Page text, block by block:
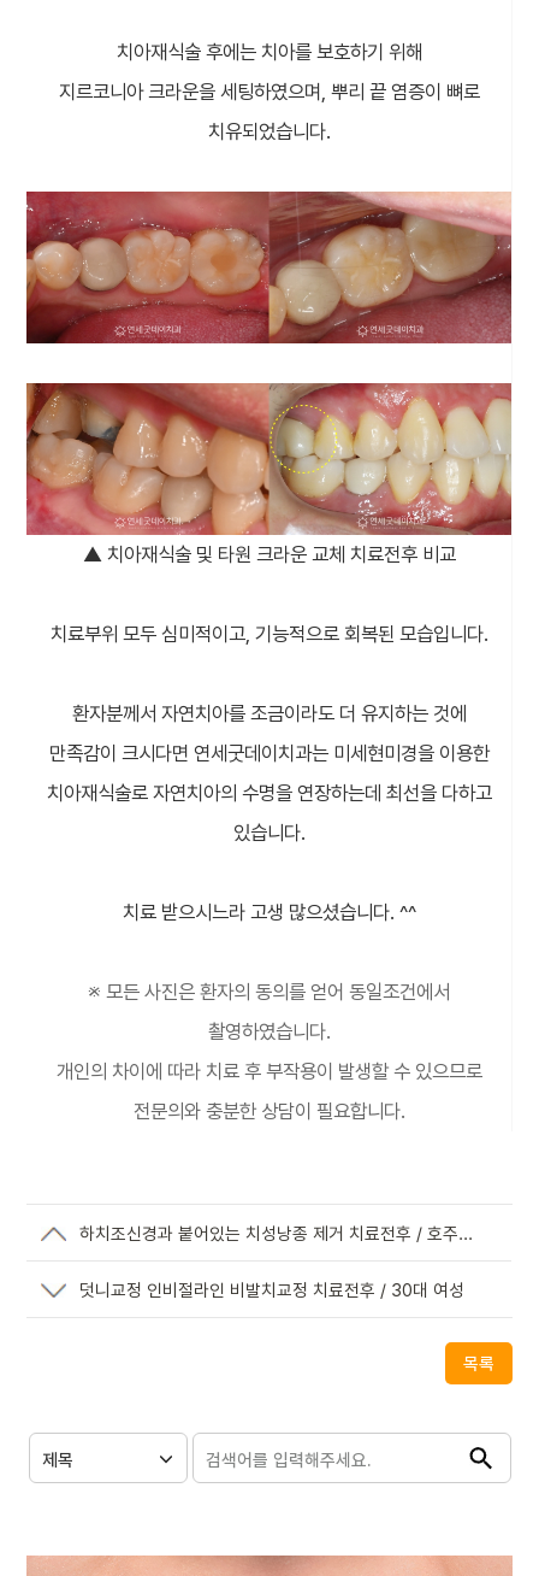
치아재식술 후에는 치아를 보호하기 위해
지르코니아 크라운을 세팅하였으며, 뿌리 끝 염증이 뼈로
치유되었습니다.
▲ 치아재식술 및 타원 크라운 교체 치료전후 비교
치료부위 모두 심미적이고, 기능적으로 회복된 모습입니다.
환자분께서 자연치아를 조금이라도 더 유지하는 것에
만족감이 크시다면 연세굿데이치과는 미세현미경을 이용한
치아재식술로 자연치아의 수명을 연장하는데 최선을 다하고
있습니다.
치료 받으시느라 고생 많으셨습니다. ^^
※ 모든 사진은 환자의 동의를 얻어 동일조건에서
촬영하였습니다.
개인의 차이에 따라 치료 후 부작용이 발생할 수 있으므로
전문의와 충분한 상담이 필요합니다.
하치조신경과 붙어있는 치성낭종 제거 치료전후 / 호주
덧니교정 인비절라인 비발치교정 치료전후 / 30대 여성
목록